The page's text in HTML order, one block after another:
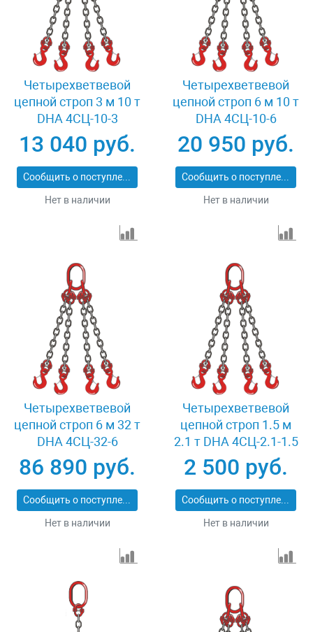
Четырехветвевой
цепной строп 3 м 10 т
DHA 4СЦ-10-3
13 040 руб.
Сообщить о поступлении
Нет в наличии
Четырехветвевой
цепной строп 6 м 10 т
DHA 4СЦ-10-6
20 950 руб.
Сообщить о поступлении
Нет в наличии
Четырехветвевой
цепной строп 6 м 32 т
DHA 4СЦ-32-6
86 890 руб.
Сообщить о поступлении
Нет в наличии
Четырехветвевой
цепной строп 1.5 м
2.1 т DHA 4СЦ-2.1-1.5
2 500 руб.
Сообщить о поступлении
Нет в наличии